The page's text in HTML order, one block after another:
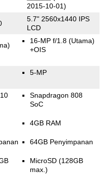
2015-10-01)
5.7" 2560x1440 IPS
LCD
16-MP f/1.8 (Utama)
+OIS
5-MP
Snapdragon 808
SoC
4GB RAM
64GB Penyimpanan
MicroSD (128GB
max.)